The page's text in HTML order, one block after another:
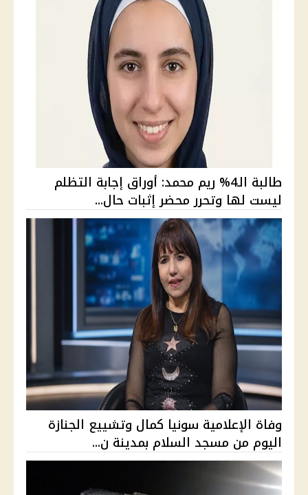
طالبة الـ4% ريم محمد: أوراق إجابة التظلم
ليست لها وتحرر محضر إثبات حال...
وفاة الإعلامية سونيا كمال وتشييع الجنازة
اليوم من مسجد السلام بمدينة ن...